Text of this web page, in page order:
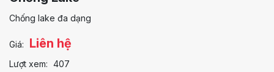
Chống lake đa dạng
Giá: Liên hệ
Lượt xem: 407